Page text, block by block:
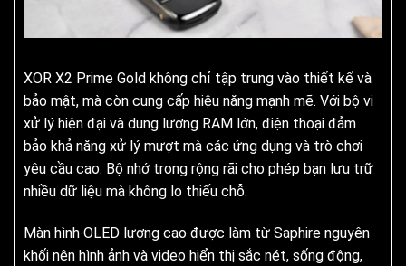
XOR X2 Prime Gold không chỉ tập trung vào thiết kế và
bảo mật, mà còn cung cấp hiệu năng mạnh mẽ. Với bộ vi
xử lý hiện đại và dung lượng RAM lớn, điện thoại đảm
bảo khả năng xử lý mượt mà các ứng dụng và trò chơi
yêu cầu cao. Bộ nhớ trong rộng rãi cho phép bạn lưu trữ
nhiều dữ liệu mà không lo thiếu chỗ.
Màn hình OLED lượng cao được làm từ Saphire nguyên
khối nên hình ảnh và video hiển thị sắc nét, sống động,